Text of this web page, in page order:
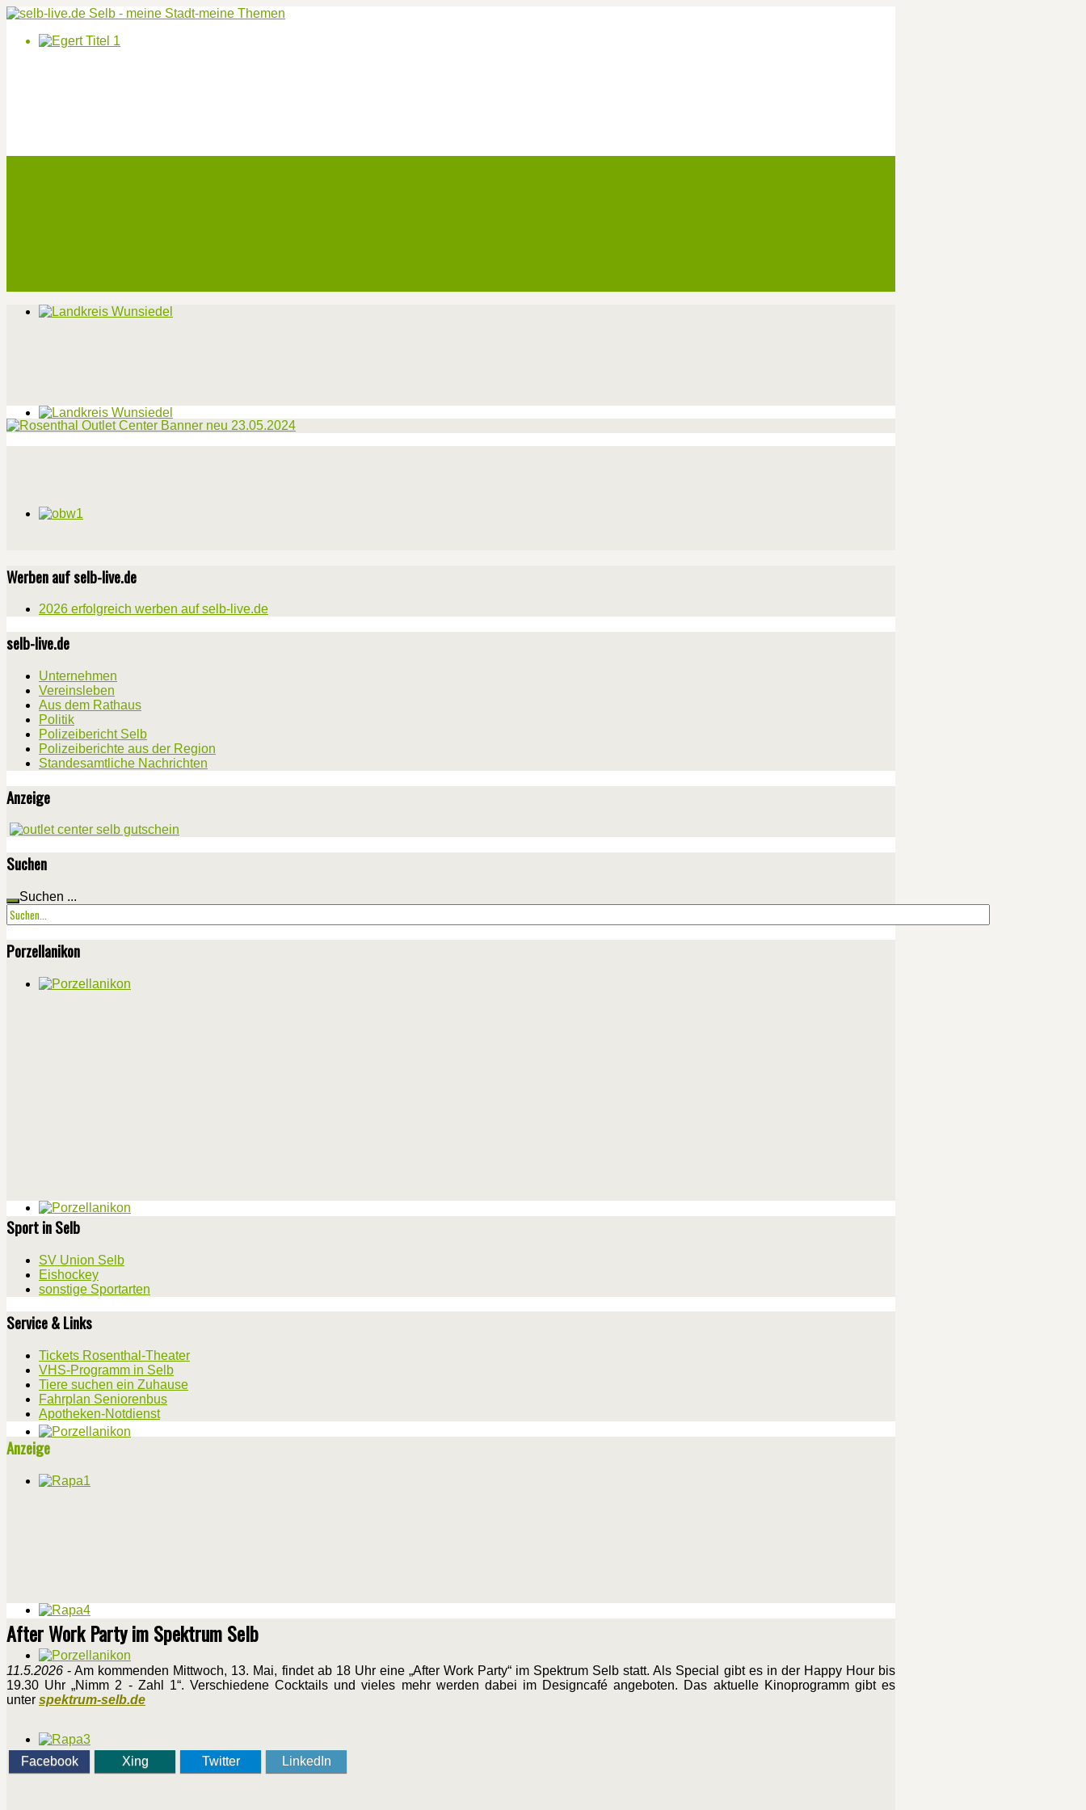
Werben auf selb-live.de
2026 erfolgreich werben auf selb-live.de
selb-live.de
Unternehmen
Vereinsleben
Aus dem Rathaus
Politik
Polizeibericht Selb
Polizeiberichte aus der Region
Standesamtliche Nachrichten
Anzeige
Suchen
Suchen ...
Porzellanikon
Sport in Selb
SV Union Selb
Eishockey
sonstige Sportarten
Service & Links
Tickets Rosenthal-Theater
VHS-Programm in Selb
Tiere suchen ein Zuhause
Fahrplan Seniorenbus
Apotheken-Notdienst
Anzeige
After Work Party im Spektrum Selb
11.5.2026 - Am kommenden Mittwoch, 13. Mai, findet ab 18 Uhr eine „After Work Party“ im Spektrum Selb statt. Als Special gibt es in der Happy Hour bis
19.30 Uhr „Nimm 2 - Zahl 1“. Verschiedene Cocktails und vieles mehr werden dabei im Designcafé angeboten. Das aktuelle Kinoprogramm gibt es
unter spektrum-selb.de
Facebook Xing Twitter LinkedIn